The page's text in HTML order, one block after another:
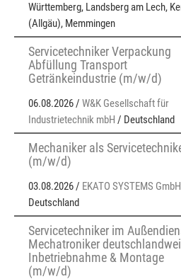
Württemberg, Landsberg am Lech,
(Allgäu), Memmingen
Servicetechniker Verpackung
Abfüllung Transport
Getränkeindustrie (m/w/d)
06.08.2026 / W&K Gesellschaft für
Industrietechnik mbH / Deutschland
Mechaniker als
(m/w/d)
03.08.2026 / EKATO SYSTEMS GmbH
Deutschland
Servicetechniker im
Mechatroniker
Inbetriebnahme & Montage
(m/w/d)